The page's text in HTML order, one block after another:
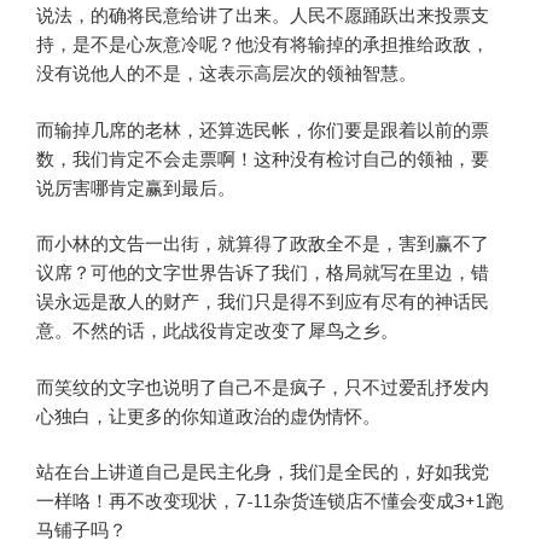
说法，的确将民意给讲了出来。人民不愿踊跃出来投票支
持，是不是心灰意冷呢？他没有将输掉的承担推给政敌，
没有说他人的不是，这表示高层次的领袖智慧。
而输掉几席的老林，还算选民帐，你们要是跟着以前的票
数，我们肯定不会走票啊！这种没有检讨自己的领袖，要
说厉害哪肯定赢到最后。
而小林的文告一出街，就算得了政敌全不是，害到赢不了
议席？可他的文字世界告诉了我们，格局就写在里边，错
误永远是敌人的财产，我们只是得不到应有尽有的神话民
意。不然的话，此战役肯定改变了犀鸟之乡。
而笑纹的文字也说明了自己不是疯子，只不过爱乱抒发内
心独白，让更多的你知道政治的虚伪情怀。
站在台上讲道自己是民主化身，我们是全民的，好如我党
一样咯！再不改变现状，7-11杂货连锁店不懂会变成3+1跑
马铺子吗？